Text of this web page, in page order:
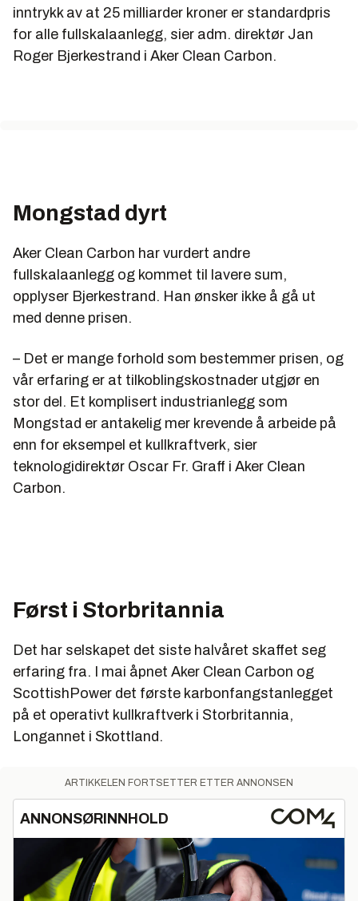
inntrykk av at 25 milliarder kroner er standardpris
for alle fullskalaanlegg, sier adm. direktør Jan
Roger Bjerkestrand i Aker Clean Carbon.
Mongstad dyrt
Aker Clean Carbon har vurdert andre
fullskalaanlegg og kommet til lavere sum,
opplyser Bjerkestrand. Han ønsker ikke å gå ut
med denne prisen.
– Det er mange forhold som bestemmer prisen, og
vår erfaring er at tilkoblingskostnader utgjør en
stor del. Et komplisert industrianlegg som
Mongstad er antakelig mer krevende å arbeide på
enn for eksempel et kullkraftverk, sier
teknologidirektør Oscar Fr. Graff i Aker Clean
Carbon.
Først i Storbritannia
Det har selskapet det siste halvåret skaffet seg
erfaring fra. I mai åpnet Aker Clean Carbon og
ScottishPower det første karbonfangstanlegget
på et operativt kullkraftverk i Storbritannia,
Longannet i Skottland.
ARTIKKELEN FORTSETTER ETTER ANNONSEN
ANNONSØRINNHOLD